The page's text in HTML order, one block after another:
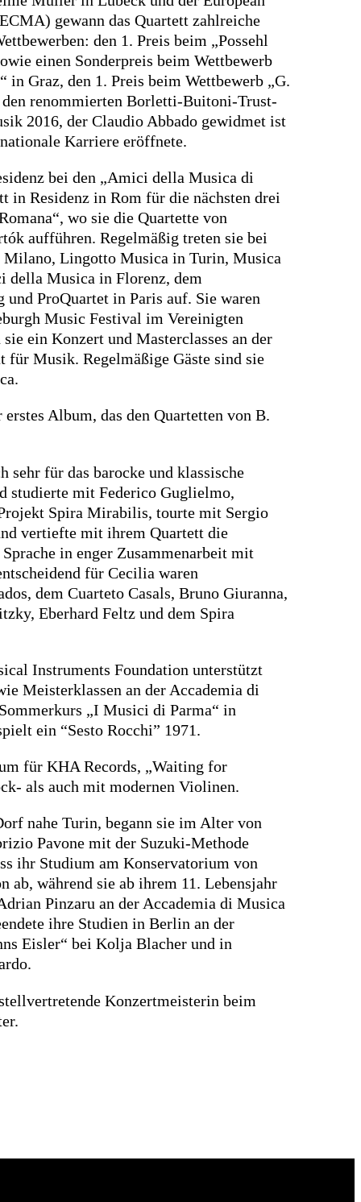
gewann das Quartett zahlreiche
den 1. Preis beim „Possehl
einen Sonderpreis beim Wettbewerb
in Graz, den 1. Preis beim Wettbewerb „G.
renommierten Borletti-Buitoni-Trust-
2016, der Claudio Abbado gewidmet ist
Karriere eröffnete.
bei den „Amici della Musica di
in Residenz in Rom für die nächsten drei
wo sie die Quartette von
aufführen. Regelmäßig treten sie bei
Milano, Lingotto Musica in Turin, Musica
della Musica in Florenz, dem
ProQuartet in Paris auf. Sie waren
Music Festival im Vereinigten
ein Konzert und Masterclasses an der
Musik. Regelmäßige Gäste sind sie
Album, das den Quartetten von B.
sehr für das barocke und klassische
studierte mit Federico Guglielmo,
Spira Mirabilis, tourte mit Sergio
vertiefte mit ihrem Quartett die
in enger Zusammenarbeit mit
für Cecilia waren
dem Cuarteto Casals, Bruno Giuranna,
Eberhard Feltz und dem Spira
Instruments Foundation unterstützt
Meisterklassen an der Accademia di
„I Musici di Parma“ in
ein “Sesto Rocchi” 1971.
für KHA Records, „Waiting for
als auch mit modernen Violinen.
nahe Turin, begann sie im Alter von
Pavone mit der Suzuki-Methode
ihr Studium am Konservatorium von
ab, während sie ab ihrem 11. Lebensjahr
Pinzaru an der Accademia di Musica
ihre Studien in Berlin an der
Eisler“ bei Kolja Blacher und in
Konzertmeisterin beim